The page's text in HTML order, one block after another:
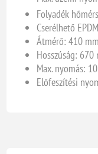
Folyadék
Cserélhető
Átmérő: 410
Hosszúság: 670
Max. nyomás:
Előfeszítési